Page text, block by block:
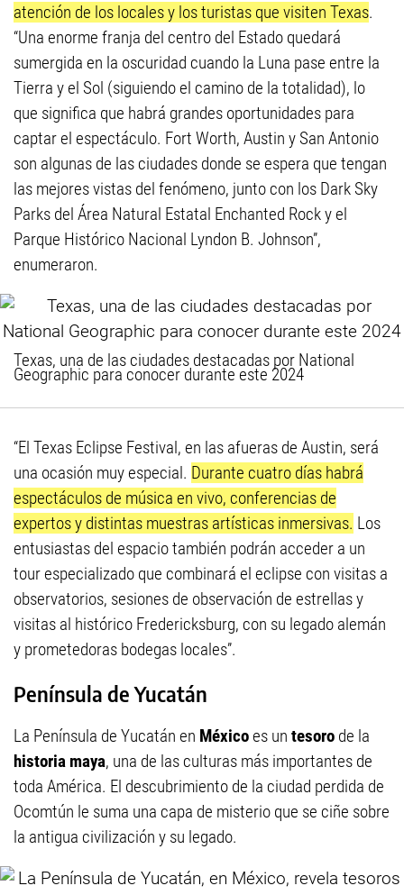
atención de los locales y los turistas que visiten Texas.
“Una enorme franja del centro del Estado quedará
sumergida en la oscuridad cuando la Luna pase entre la
Tierra y el Sol (siguiendo el camino de la totalidad), lo
que significa que habrá grandes oportunidades para
captar el espectáculo. Fort Worth, Austin y San Antonio
son algunas de las ciudades donde se espera que tengan
las mejores vistas del fenómeno, junto con los Dark Sky
Parks del Área Natural Estatal Enchanted Rock y el
Parque Histórico Nacional Lyndon B. Johnson”,
enumeraron.
Texas, una de las ciudades destacadas por National
Geographic para conocer durante este 2024
“El Texas Eclipse Festival, en las afueras de Austin, será
una ocasión muy especial. Durante cuatro días habrá
espectáculos de música en vivo, conferencias de
expertos y distintas muestras artísticas inmersivas. Los
entusiastas del espacio también podrán acceder a un
tour especializado que combinará el eclipse con visitas a
observatorios, sesiones de observación de estrellas y
visitas al histórico Fredericksburg, con su legado alemán
y prometedoras bodegas locales”.
Península de Yucatán
La Península de Yucatán en Méxicoes un tesoro de la
historia maya, una de las culturas más importantes de
toda América. El descubrimiento de la ciudad perdida de
Ocomtún le suma una capa de misterio que se ciñe sobre
la antigua civilización y su legado.